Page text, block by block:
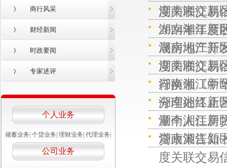
商行风采
财经新闻
时政要闻
专家述评
个人业务
储蓄业务 个贷业务 理财业务 代理业务
公司业务
度关联交易
湖南湘江新
2024年年
湖南湘江新
晟房地产开
湖南湘江新
度关联交易
湖南湘江新
行换领《中
湖南湘江新
分理处终止
湖南湘江新
量个人住房
湖南湘江新
贷政策告知
湖南湘江新
度关联交易